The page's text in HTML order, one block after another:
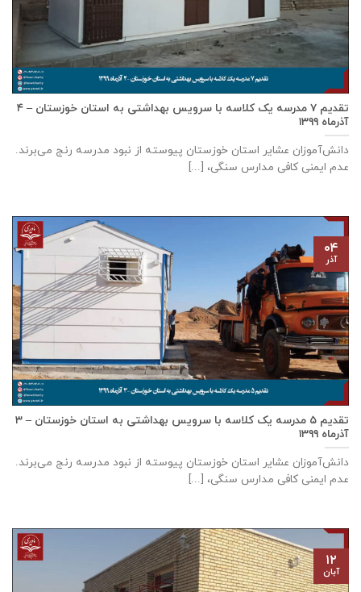
تقدیم ۷ مدرسه یک کلاسه با سرويس بهداشتی به استان خوزستان – ۴
آذر‌ماه ۱۳۹۹
دانش‌آموزان عشایر استان خوزستان پيوسته از نبود مدرسه رنج می‌برند.
عدم ایمنی کافی مدارس سنگی، [...]
تقدیم ۵ مدرسه یک کلاسه با سرويس بهداشتی به استان خوزستان – ۳
آذر‌ماه ۱۳۹۹
دانش‌آموزان عشایر استان خوزستان پيوسته از نبود مدرسه رنج می‌برند.
عدم ایمنی کافی مدارس سنگی، [...]
۰۴
آذر
۱۲
آبان